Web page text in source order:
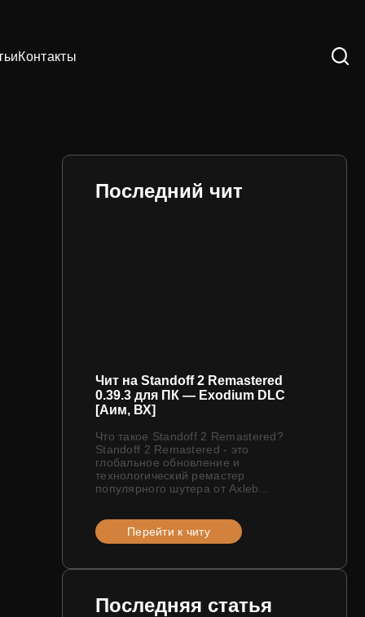
Контакты
Последний чит
Чит на Standoff 2 Remastered
0.39.3 для ПК — Exodium DLC
[Аим, ВХ]
Что такое Standoff 2 Remastered?
Standoff 2 Remastered - это
глобальное обновление и
технологический ремастер
популярного шутера от Axleb...
Перейти к читу
Последняя статья